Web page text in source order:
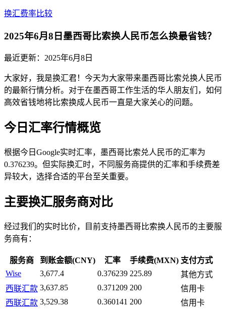
换汇费率比较
2025年6月8日墨西哥比索换人民币怎么换最省钱？
最近更新： 2025年6月8日
大家好，我是换汇君！今天为大家带来墨西哥比索兑换人民币
的最新行情分析。对于在墨西哥工作生活的华人朋友们，如何
高效省钱地将比索换成人民币一直是大家关心的问题。
今日汇率行情概览
根据今日Google实时汇率，墨西哥比索兑人民币的汇率为
0.376239。但实际换汇时，不同服务商提供的汇率和手续费差
异较大，选择合适的平台至关重要。
主要换汇服务商对比
经过我们的实时比价，目前支持墨西哥比索换人民币的主要服
务商有：
服务商 到账金额(CNY) 汇率 手续费(MXN) 支付方式
Wise
3,677.4 0.376239 225.89
其他方式
西联汇款 3,637.85 0.371209 200
信用卡
西联汇款 3,529.38 0.360141 200 信用卡